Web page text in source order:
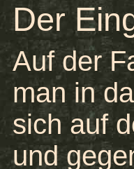
Der
Auf der
man in
sich auf
und